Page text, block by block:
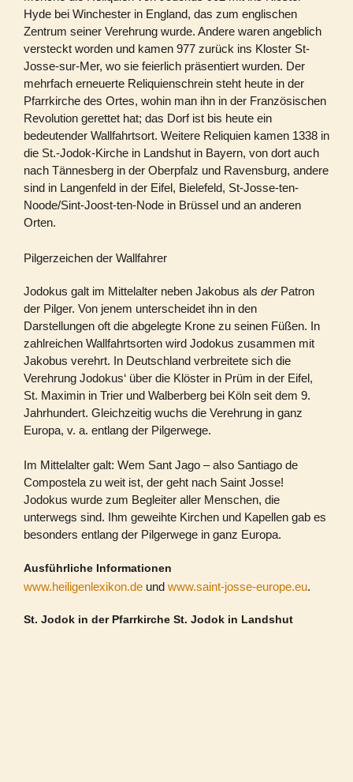
Hyde bei Winchester in England, das zum englischen
Zentrum seiner Verehrung wurde. Andere waren angeblich
versteckt worden und kamen 977 zurück ins Kloster St-
Josse-sur-Mer, wo sie feierlich präsentiert wurden. Der
mehrfach erneuerte Reliquienschrein steht heute in der
Pfarrkirche des Ortes, wohin man ihn in der Französischen
Revolution gerettet hat; das Dorf ist bis heute ein
bedeutender Wallfahrtsort. Weitere Reliquien kamen 1338 in
die St.-Jodok-Kirche in Landshut in Bayern, von dort auch
nach Tännesberg in der Oberpfalz und Ravensburg, andere
sind in Langenfeld in der Eifel, Bielefeld, St-Josse-ten-
Noode/Sint-Joost-ten-Node in Brüssel und an anderen
Orten.
Pilgerzeichen der Wallfahrer
Jodokus galt im Mittelalter neben Jakobus als derPatron
der Pilger. Von jenem unterscheidet ihn in den
Darstellungen oft die abgelegte Krone zu seinen Füßen. In
zahlreichen Wallfahrtsorten wird Jodokus zusammen mit
Jakobus verehrt. In Deutschland verbreitete sich die
Verehrung Jodokus‘ über die Klöster in Prüm in der Eifel,
St. Maximin in Trier und Walberberg bei Köln seit dem 9.
Jahrhundert. Gleichzeitig wuchs die Verehrung in ganz
Europa, v. a. entlang der Pilgerwege.
Im Mittelalter galt: Wem Sant Jago – also Santiago de
Compostela zu weit ist, der geht nach Saint Josse!
Jodokus wurde zum Begleiter aller Menschen, die
unterwegs sind. Ihm geweihte Kirchen und Kapellen gab es
besonders entlang der Pilgerwege in ganz Europa.
Ausführliche Informationen
www.heiligenlexikon.de und www.saint-josse-europe.eu.
St. Jodok in der Pfarrkirche St. Jodok in Landshut